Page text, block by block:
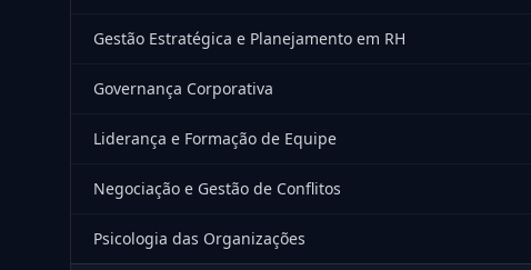
Gestão Estratégica e Planejamento em RH
Governança Corporativa
Liderança e Formação de Equipe
Negociação e Gestão de Conflitos
Psicologia das Organizações